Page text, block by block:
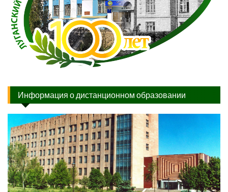
Информация о дистанционном образовании